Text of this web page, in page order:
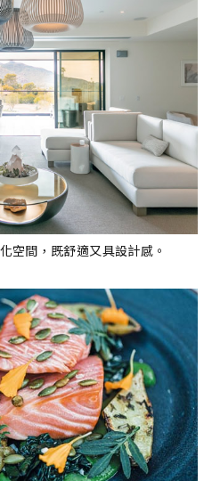
空間，既舒適又具設計感。